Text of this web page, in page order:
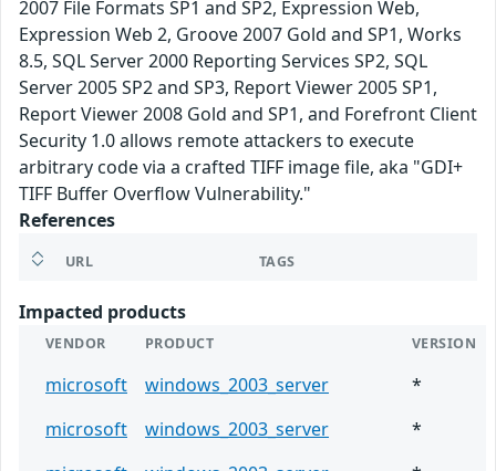
2007 File Formats SP1 and SP2, Expression Web,
Expression Web 2, Groove 2007 Gold and SP1, Works
8.5, SQL Server 2000 Reporting Services SP2, SQL
Server 2005 SP2 and SP3, Report Viewer 2005 SP1,
Report Viewer 2008 Gold and SP1, and Forefront Client
Security 1.0 allows remote attackers to execute
arbitrary code via a crafted TIFF image file, aka "GDI+
TIFF Buffer Overflow Vulnerability."
References
URL TAGS
Impacted products
VENDOR PRODUCT VERSION
microsoft windows_2003_server
*
microsoft
windows_2003_server
*